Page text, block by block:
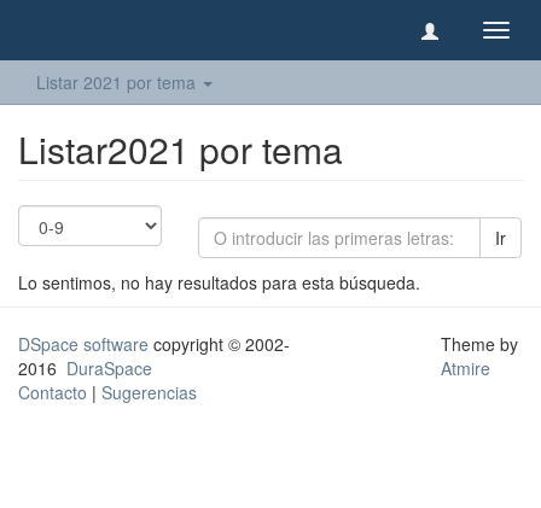
Listar 2021 por tema
Listar2021 por tema
Ir
Lo sentimos, no hay resultados para esta búsqueda.
DSpace software copyright © 2002-
2016 DuraSpace
Contacto | Sugerencias
Theme by
Atmire